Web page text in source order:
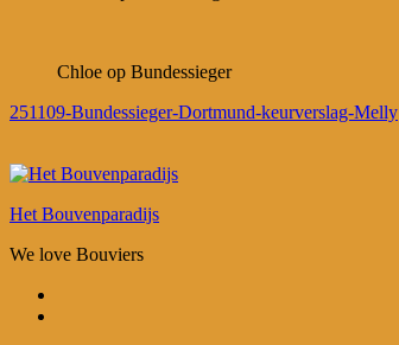
Chloe op Bundessieger
251109-Bundessieger-Dortmund-keurverslag-Melly
Het Bouvenparadijs
We love Bouviers